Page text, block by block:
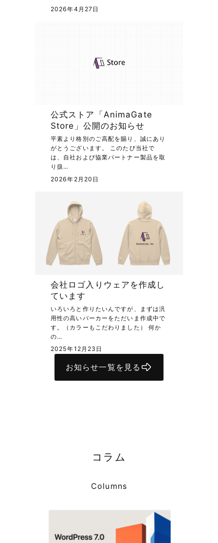
2026年4月27日
公式ストア「AnimaGate
Store」公開のお知らせ
平素より格別のご高配を賜り、誠にあり
がとうございます。 このたび当社で
は、自社および協業パートナー製品を取
り扱…
2026年2月20日
会社ロゴ入りウェアを作成し
ています
いろいろと作りたいんですが、まずは汎
用性の高いパーカーをただいま作成中で
す。（カラーもこだわりました） 何か
の…
2025年12月23日
お知らせ一覧を見る
コラム
Columns